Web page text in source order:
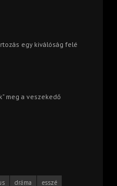
egy kiválóság felé
meg a veszekedő
dráma
esszé